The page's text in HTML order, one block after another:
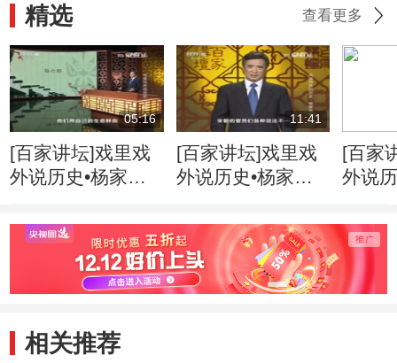
精选 查看更多
05:16
[百家讲坛]戏里戏
外说历史•杨家将
11:41
[百家讲坛]戏里戏
外说历史•杨家将
[百家
外说
相关推荐